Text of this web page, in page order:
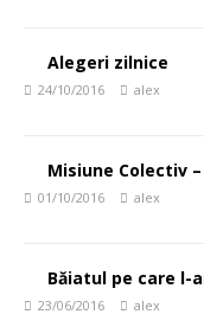
Alegeri zilnice
24/10/2016 alex
Misiune Colectiv
01/10/2016 alex
Băiatul pe care l-
23/06/2016 alex